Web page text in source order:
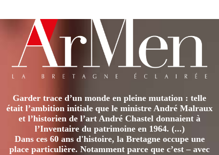
Garder trace d’un monde en pleine mutation : telle
était l’ambition initiale que le ministre André Malraux
et l’historien de l’art André Chastel donnaient à
l’Inventaire du patrimoine en 1964. (...)
Dans ces 60 ans d'histoire, la Bretagne occupe une
place particulière. Notamment parce que c’est – avec